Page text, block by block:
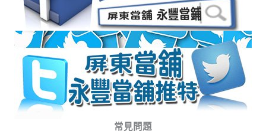
常見問題